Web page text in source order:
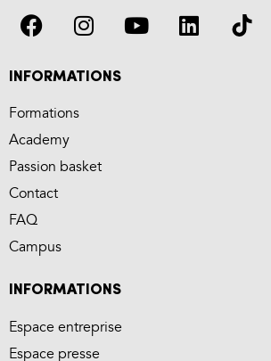
INFORMATIONS
Formations
Academy
Passion basket
Contact
FAQ
Campus
INFORMATIONS
Espace entreprise
Espace presse